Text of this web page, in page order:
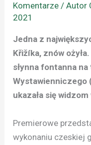
Komentarze / Autor
2021
Jedna z
Křižíka, znów
słynna fontanna
Wystawienniczego
ukazała się
Premierowe
wykonaniu czeskiej